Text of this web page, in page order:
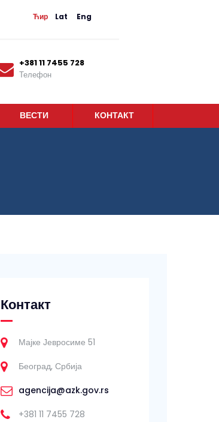
Ћир Lat Eng
+381 11 7455 728
Телефон
ВЕСТИ КОНТАКТ
Контакт
Мајке Јевросиме 51
Београд, Србија
agencija@azk.gov.rs
+381 11 7455 728